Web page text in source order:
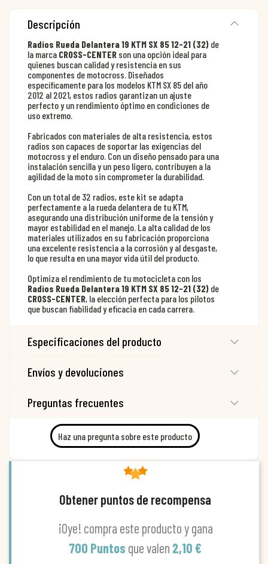
Descripción
Radios Rueda Delantera 19 KTM SX 85 12-21 (32) de
la marca CROSS-CENTER son una opción ideal para
quienes buscan calidad y resistencia en sus
componentes de motocross. Diseñados
específicamente para los modelos KTM SX 85 del año
2012 al 2021, estos radios garantizan un ajuste
perfecto y un rendimiento óptimo en condiciones de
uso extremo.
Fabricados con materiales de alta resistencia, estos
radios son capaces de soportar las exigencias del
motocross y el enduro. Con un diseño pensado para una
instalación sencilla y un peso ligero, contribuyen a la
agilidad de la moto sin comprometer la durabilidad.
Con un total de 32 radios, este kit se adapta
perfectamente a la rueda delantera de tu KTM,
asegurando una distribución uniforme de la tensión y
mayor estabilidad en el manejo. La alta calidad de los
materiales utilizados en su fabricación proporciona
una excelente resistencia a la corrosión y al desgaste,
lo que resulta en una mayor vida útil del producto.
Optimiza el rendimiento de tu motocicleta con los
Radios Rueda Delantera 19 KTM SX 85 12-21 (32) de
CROSS-CENTER, la elección perfecta para los pilotos
que buscan fiabilidad y eficacia en cada carrera.
Especificaciones del producto
Envíos y devoluciones
Preguntas frecuentes
Haz una pregunta sobre este producto
Obtener puntos de recompensa
¡Oye! compra este producto y gana
700 Puntos que valen 2,10 €